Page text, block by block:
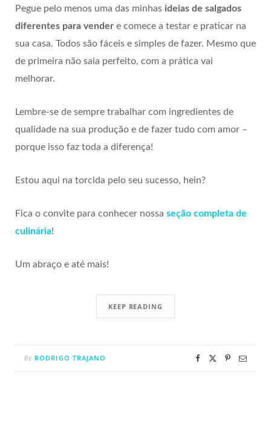
Pegue pelo menos uma das minhas ideias de salgados
diferentes para vender e comece a testar e praticar na
sua casa. Todos são fáceis e simples de fazer. Mesmo que
de primeira não saia perfeito, com a prática vai
melhorar.
Lembre-se de sempre trabalhar com ingredientes de
qualidade na sua produção e de fazer tudo com amor –
porque isso faz toda a diferença!
Estou aqui na torcida pelo seu sucesso, hein?
Fica o convite para conhecer nossa seção completa de
culinária!
Um abraço e até mais!
KEEP READING
By RODRIGO TRAJANO